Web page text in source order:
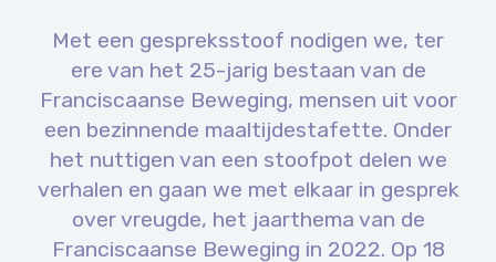
Met een gespreksstoof nodigen we, ter
ere van het 25-jarig bestaan van de
Franciscaanse Beweging, mensen uit voor
een bezinnende maaltijdestafette. Onder
het nuttigen van een stoofpot delen we
verhalen en gaan we met elkaar in gesprek
over vreugde, het jaarthema van de
Franciscaanse Beweging in 2022. Op 18